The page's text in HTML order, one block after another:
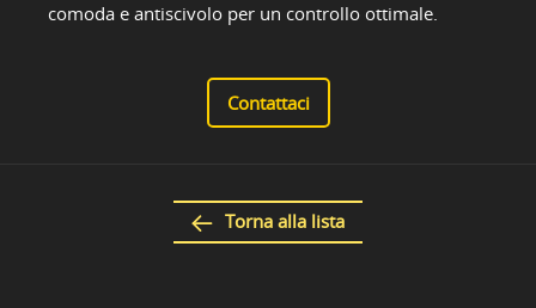
comoda e antiscivolo per un controllo ottimale.
Contattaci
Torna alla lista